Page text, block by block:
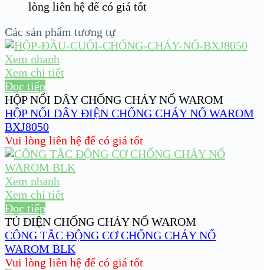
lòng liên hệ để có giá tốt
Các sản phẩm tương tự
Xem nhanh
Xem chi tiết
Đọc tiếp
HỘP NỐI DÂY CHỐNG CHÁY NỔ WAROM
HỘP NỐI DÂY ĐIỆN CHỐNG CHÁY NỔ WAROM
BXJ8050
Vui lòng liên hệ để có giá tốt
Xem nhanh
Xem chi tiết
Đọc tiếp
TỦ ĐIỆN CHỐNG CHÁY NỔ WAROM
CÔNG TẮC ĐỘNG CƠ CHỐNG CHÁY NỔ
WAROM BLK
Vui lòng liên hệ để có giá tốt